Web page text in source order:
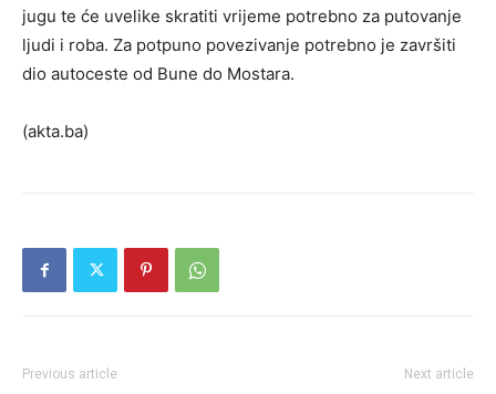
jugu te će uvelike skratiti vrijeme potrebno za putovanje
ljudi i roba. Za potpuno povezivanje potrebno je završiti
dio autoceste od Bune do Mostara.
(akta.ba)
Previous article Next article